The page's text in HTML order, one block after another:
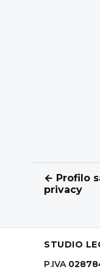
← Profilo
privacy
STUDIO
P.IVA